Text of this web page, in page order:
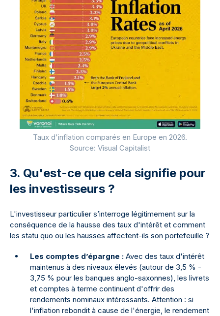
Taux d'inflation comparés en Europe en 2026.
Source: Visual Capitalist
3. Qu'est-ce que cela signifie pour
les investisseurs ?
L'investisseur particulier s’interroge légitimement sur la
conséquence de la hausse des taux d'intérêt et comment
les statu quo ou les hausses affectent-ils son portefeuille ?
Les comptes d’épargne : Avec des taux d'intérêt
maintenus à des niveaux élevés (autour de 3,5 % -
3,75 % pour les banques anglo-saxonnes), les livrets
et comptes à terme continuent d'offrir des
rendements nominaux intéressants. Attention : si
l'inflation rebondit à cause de l'énergie, le rendement